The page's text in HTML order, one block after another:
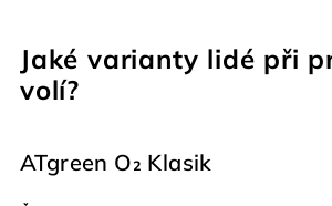
Jaké varianty lidé při
volí?
ATgreen O₂ Klasik